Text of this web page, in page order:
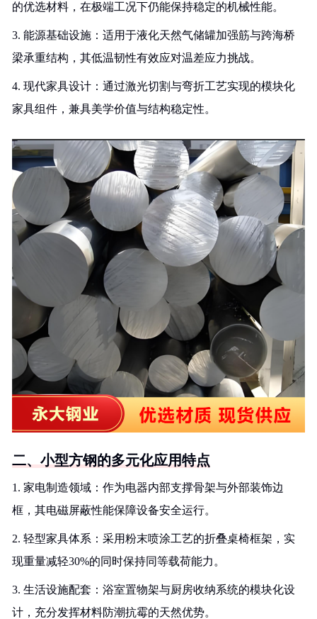
的优选材料，在极端工况下仍能保持稳定的机械性能。
3. 能源基础设施：适用于液化天然气储罐加强筋与跨海桥
梁承重结构，其低温韧性有效应对温差应力挑战。
4. 现代家具设计：通过激光切割与弯折工艺实现的模块化
家具组件，兼具美学价值与结构稳定性。
二、小型方钢的多元化应用特点
1. 家电制造领域：作为电器内部支撑骨架与外部装饰边
框，其电磁屏蔽性能保障设备安全运行。
2. 轻型家具体系：采用粉末喷涂工艺的折叠桌椅框架，实
现重量减轻30%的同时保持同等载荷能力。
3. 生活设施配套：浴室置物架与厨房收纳系统的模块化设
计，充分发挥材料防潮抗霉的天然优势。